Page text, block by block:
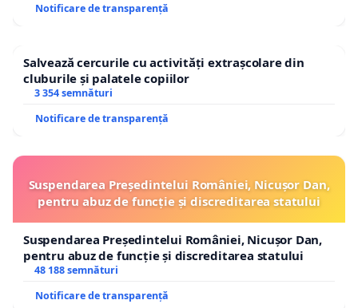
Notificare de transparență
Salvează cercurile cu activități extrașcolare din
cluburile și palatele copiilor
3 354 semnături
Notificare de transparență
Suspendarea Președintelui României, Nicușor Dan,
pentru abuz de funcție și discreditarea statului
Suspendarea Președintelui României, Nicușor Dan,
pentru abuz de funcție și discreditarea statului
48 188 semnături
Notificare de transparență